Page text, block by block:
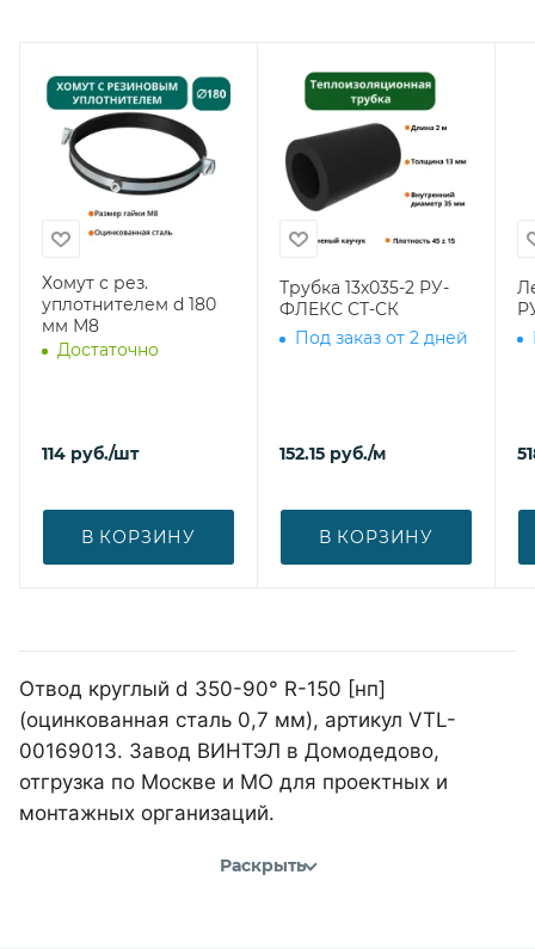
Хомут с рез.
уплотнителем d 180
мм М8
Достаточно
114 руб./шт
В КОРЗИНУ
Трубка 13х035-2 РУ-
ФЛЕКС СТ-СК
Под заказ от 2 дней
152.15 руб./м
В КОРЗИНУ
Отвод круглый d 350-90° R-150 [нп]
(оцинкованная сталь 0,7 мм), артикул VTL-
00169013. Завод ВИНТЭЛ в Домодедово,
отгрузка по Москве и МО для проектных и
монтажных организаций.
Раскрыть